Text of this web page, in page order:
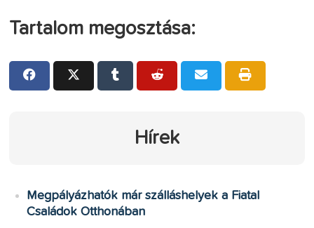
Tartalom megosztása:
Hírek
Megpályázhatók már szálláshelyek a Fiatal
Családok Otthonában